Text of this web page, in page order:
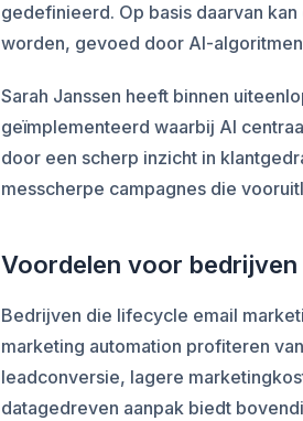
gedefinieerd. Op basis daarvan
worden, gevoed door AI-
Sarah Janssen heeft binnen
geïmplementeerd waarbij AI
door een scherp inzicht in
messcherpe campagnes die
Voordelen voor bedrijven
Bedrijven die lifecycle email
marketing automation profiteren
leadconversie, lagere
datagedreven aanpak biedt